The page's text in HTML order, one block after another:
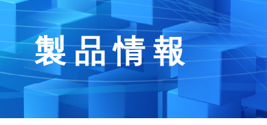
GTPシステム
ピッキングシステム
パレタイズ・デパレタイズシステム
製造
通販
企業理念
オークラグループ
オークラの取組み
製品情報